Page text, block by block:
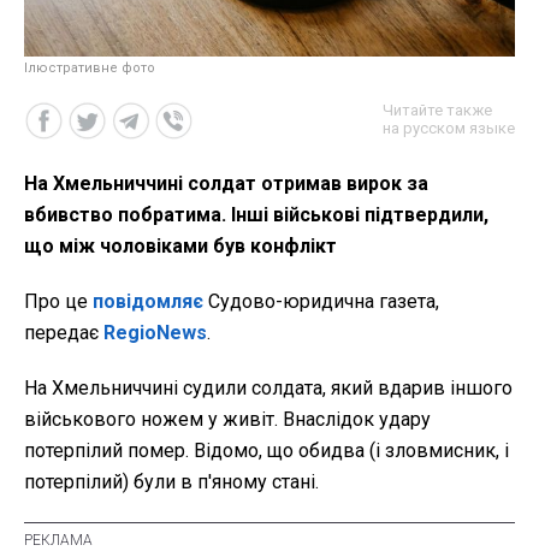
Ілюстративне фото
Читайте также
на русском языке
На Хмельниччині солдат отримав вирок за
вбивство побратима. Інші військові підтвердили,
що між чоловіками був конфлікт
Про це повідомляє Судово-юридична газета,
передає RegioNews.
На Хмельниччині судили солдата, який вдарив іншого
військового ножем у живіт. Внаслідок удару
потерпілий помер. Відомо, що обидва (і зловмисник, і
потерпілий) були в п'яному стані.